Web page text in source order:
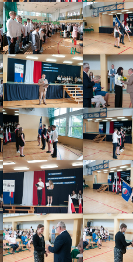
BIBLIOTEKA
ŚWIETLICA
PIELĘGNIARKA
SAMORZĄD UCZNIOWSKI
OCHRONA DANYCH OSOBOWYCH
LOGOTYP